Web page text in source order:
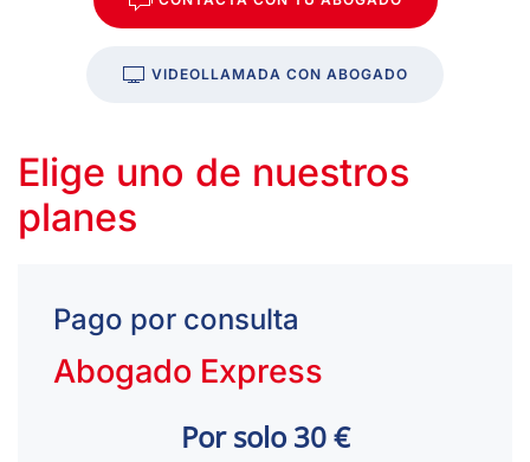
VIDEOLLAMADA CON ABOGADO
Elige uno de nuestros
planes
Pago por consulta
Abogado Express
Por solo 30 €